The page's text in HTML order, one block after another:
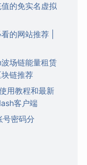
的免实名虚拟
的网站推荐 |
场链能量租赁
链推荐
用教程和最新
客户端
号密码分